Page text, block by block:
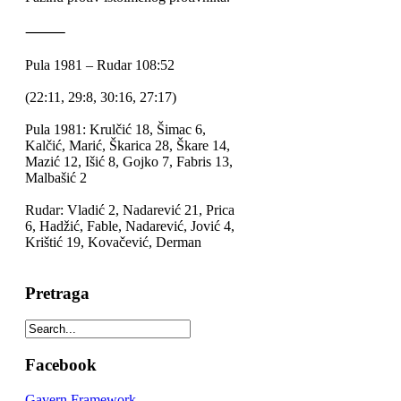
⸻
Pula 1981 – Rudar 108:52
(22:11, 29:8, 30:16, 27:17)
Pula 1981: Krulčić 18, Šimac 6,
Kalčić, Marić, Škarica 28, Škare 14,
Mazić 12, Išić 8, Gojko 7, Fabris 13,
Malbašić 2
Rudar: Vladić 2, Nadarević 21, Prica
6, Hadžić, Fable, Nadarević, Jović 4,
Krištić 19, Kovačević, Derman
Pretraga
Facebook